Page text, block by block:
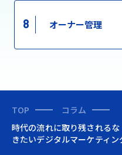
8 オーナー管理
TOP
コラム
時代の流れに取り残される
きたいデジタルマーケティン